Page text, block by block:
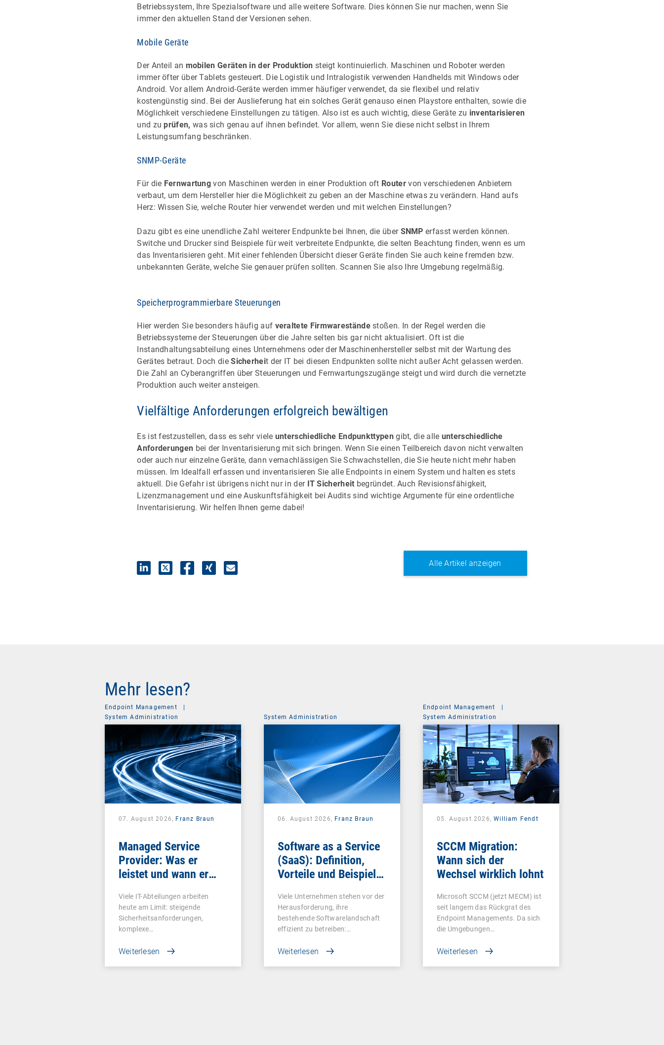
Betriebssystem, Ihre Spezialsoftware und alle weitere Software. Dies können Sie nur machen, wenn Sie
immer den aktuellen Stand der Versionen sehen.
Mobile Geräte
Der Anteil an mobilen Geräten in der Produktion steigt kontinuierlich. Maschinen und Roboter werden
immer öfter über Tablets gesteuert. Die Logistik und Intralogistik verwenden Handhelds mit Windows oder
Android. Vor allem Android-Geräte werden immer häufiger verwendet, da sie flexibel und relativ
kostengünstig sind. Bei der Auslieferung hat ein solches Gerät genauso einen Playstore enthalten, sowie die
Möglichkeit verschiedene Einstellungen zu tätigen. Also ist es auch wichtig, diese Geräte zu inventarisieren
und zu prüfen, was sich genau auf ihnen befindet. Vor allem, wenn Sie diese nicht selbst in Ihrem
Leistungsumfang beschränken.
SNMP-Geräte
Für die Fernwartung von Maschinen werden in einer Produktion oft Routervon verschiedenen Anbietern
verbaut, um dem Hersteller hier die Möglichkeit zu geben an der Maschine etwas zu verändern. Hand aufs
Herz: Wissen Sie, welche Router hier verwendet werden und mit welchen Einstellungen?
Dazu gibt es eine unendliche Zahl weiterer Endpunkte bei Ihnen, die über SNMP erfasst werden können.
Switche und Drucker sind Beispiele für weit verbreitete Endpunkte, die selten Beachtung finden, wenn es um
das Inventarisieren geht. Mit einer fehlenden Übersicht dieser Geräte finden Sie auch keine fremden bzw.
unbekannten Geräte, welche Sie genauer prüfen sollten. Scannen Sie also Ihre Umgebung regelmäßig.
Speicherprogrammierbare Steuerungen
Hier werden Sie besonders häufig auf veraltete Firmwareständestoßen. In der Regel werden die
Betriebssysteme der Steuerungen über die Jahre selten bis gar nicht aktualisiert. Oft ist die
Instandhaltungsabteilung eines Unternehmens oder der Maschinenhersteller selbst mit der Wartung des
Gerätes betraut. Doch dieSicherheit der IT bei diesen Endpunkten sollte nicht außer Acht gelassen werden.
Die Zahl an Cyberangriffen über Steuerungen und Fernwartungszugänge steigt und wird durch die vernetzte
Produktion auch weiter ansteigen.
Vielfältige Anforderungen erfolgreich bewältigen
Es ist festzustellen, dass es sehr viele unterschiedliche Endpunkttypen gibt, die alle unterschiedliche
Anforderungen bei der Inventarisierung mit sich bringen. Wenn Sie einen Teilbereich davon nicht verwalten
oder auch nur einzelne Geräte, dann vernachlässigen Sie Schwachstellen, die Sie heute nicht mehr haben
müssen. Im Idealfall erfassen und inventarisieren Sie alle Endpoints in einem System und halten es stets
aktuell. Die Gefahr ist übrigens nicht nur in der IT Sicherheit begründet. Auch Revisionsfähigkeit,
Lizenzmanagement und eine Auskunftsfähigkeit bei Audits sind wichtige Argumente für eine ordentliche
Inventarisierung. Wir helfen Ihnen gerne dabei!
Alle Artikel anzeigen
Mehr lesen?
Endpoint Management
|
System Administration
07. August 2026, Franz Braun
Managed Service
Provider: Was er
leistet und wann er
Viele IT-Abteilungen arbeiten
heute am Limit: steigende
Sicherheitsanforderungen,
komplexe…
Weiterlesen
System Administration
06. August 2026, Franz Braun
Software as a Service
(SaaS): Definition,
Vorteile und Beispiele
Viele Unternehmen stehen vor der
Herausforderung, ihre
bestehende Softwarelandschaft
effizient zu betreiben:…
Weiterlesen
Endpoint Management
|
System Administration
05. August 2026,William Fendt
SCCM Migration:
Wann sich der
Wechsel wirklich lohnt
Microsoft SCCM (jetzt MECM) ist
seit langem das Rückgrat des
Endpoint Managements. Da sich
die Umgebungen…
Weiterlesen